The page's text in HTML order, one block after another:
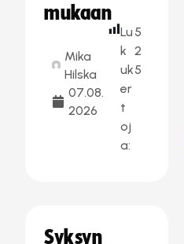
mukaan
Mika
Hilska
07.08.
2026
Lu
k
uk
er
t
oj
a:
5
2
5
Syksyn